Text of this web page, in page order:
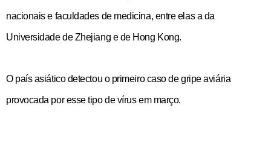
nacionais e faculdades de medicina, entre elas a da
Universidade de Zhejiang e de Hong Kong.
O país asiático detectou o primeiro caso de gripe aviária
provocada por esse tipo de vírus em março.